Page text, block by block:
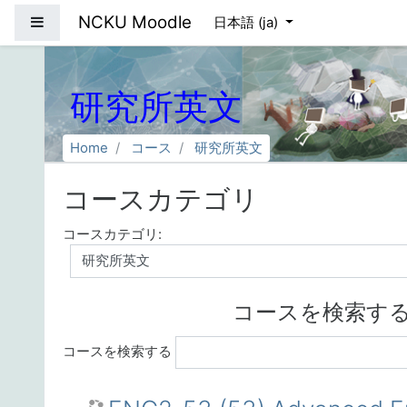
サイドパネル
NCKU Moodle 日本語 ‎(ja)‎
研究所英文
Home コース 研究所英文
コースカテゴリ
コースカテゴリ:
コースを検索す
コースを検索する